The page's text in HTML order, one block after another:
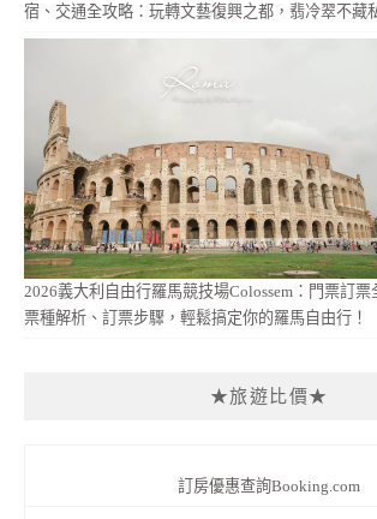
宿、交通全攻略：玩轉文藝復興之都，翡冷翠不藏
2026義大利自由行羅馬競技場Colossem：門票訂票
票種解析、訂票步驟，輕鬆搞定你的羅馬自由行！
★旅遊比價★
訂房優惠查詢Booking.com